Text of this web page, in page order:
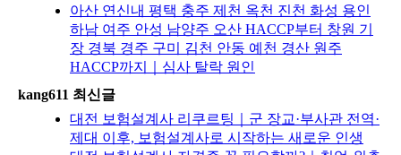
아산 연신내 평택 충주 제천 옥천 진천 화성 용인
하남 여주 안성 남양주 오산 HACCP부터 창원 기
장 경북 경주 구미 김천 안동 예천 경산 원주
HACCP까지｜심사 탈락 원인
kang611 최신글
대전 보험설계사 리쿠르팅｜군 장교·부사관 전역·
제대 이후, 보험설계사로 시작하는 새로운 인생